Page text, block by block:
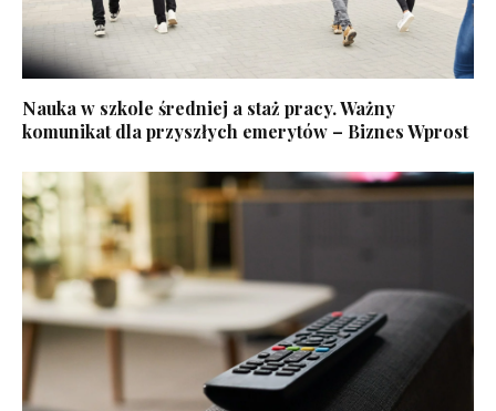
Nauka w szkole średniej a staż pracy. Ważny
komunikat dla przyszłych emerytów – Biznes Wprost